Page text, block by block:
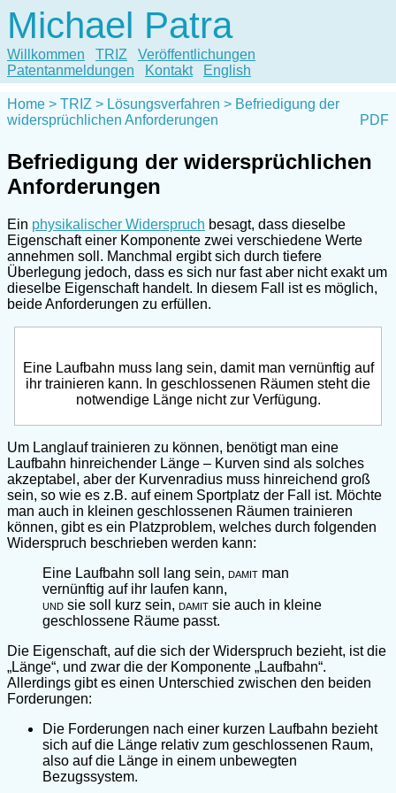
Michael Patra
Willkommen TRIZ
Veröffentlichungen
Patentanmeldungen
Kontakt English
Home TRIZ Lösungsverfahren
Befriedigung der
widersprüchlichen Anforderungen
PDF
Befriedigung der widersprüchlichen
Anforderungen
Ein physikalischer Widerspruch besagt, dass dieselbe
Eigenschaft einer Komponente zwei verschiedene Werte
annehmen soll. Manchmal ergibt sich durch tiefere
Überlegung jedoch, dass es sich nur fast aber nicht exakt um
dieselbe Eigenschaft handelt. In diesem Fall ist es möglich,
beide Anforderungen zu erfüllen.
Eine Laufbahn muss lang sein, damit man vernünftig auf
ihr trainieren kann. In geschlossenen Räumen steht die
notwendige Länge nicht zur Verfügung.
Um Langlauf trainieren zu können, benötigt man eine
Laufbahn hinreichender Länge – Kurven sind als solches
akzeptabel, aber der Kurvenradius muss hinreichend groß
sein, so wie es z.B. auf einem Sportplatz der Fall ist. Möchte
man auch in kleinen geschlossenen Räumen trainieren
können, gibt es ein Platzproblem, welches durch folgenden
Widerspruch beschrieben werden kann:
Eine Laufbahn soll lang sein, damit man
vernünftig auf ihr laufen kann,
und sie soll kurz sein, damit sie auch in kleine
geschlossene Räume passt.
Die Eigenschaft, auf die sich der Widerspruch bezieht, ist die
„Länge“, und zwar die der Komponente „Laufbahn“.
Allerdings gibt es einen Unterschied zwischen den beiden
Forderungen:
Die Forderungen nach einer kurzen Laufbahn bezieht
sich auf die Länge relativ zum geschlossenen Raum,
also auf die Länge in einem unbewegten
Bezugssystem.